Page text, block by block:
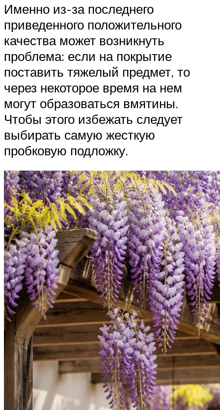
Именно из-за последнего
приведенного положительного
качества может возникнуть
проблема: если на покрытие
поставить тяжелый предмет, то
через некоторое время на нем
могут образоваться вмятины.
Чтобы этого избежать следует
выбирать самую жесткую
пробковую подложку.